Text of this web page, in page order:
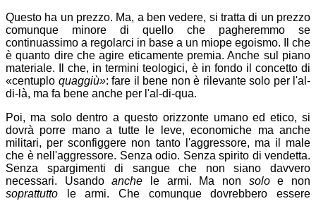
Questo ha un prezzo. Ma, a ben vedere, si tratta di un prezzo
comunque minore di quello che pagheremmo se
continuassimo a regolarci in base a un miope egoismo. Il che
è quanto dire che agire eticamente premia. Anche sul piano
materiale. Il che, in termini teologici, è in fondo il concetto di
«centuplo quaggiù»: fare il bene non è rilevante solo per l'al-
di-là, ma fa bene anche per l'al-di-qua.
Poi, ma solo dentro a questo orizzonte umano ed etico, si
dovrà porre mano a tutte le leve, economiche ma anche
militari, per sconfiggere non tanto l'aggressore, ma il male
che è nell'aggressore. Senza odio. Senza spirito di vendetta.
Senza spargimenti di sangue che non siano davvero
necessari. Usandoanche le armi. Ma non soloe non
soprattutto le armi. Che comunque dovrebbero essere